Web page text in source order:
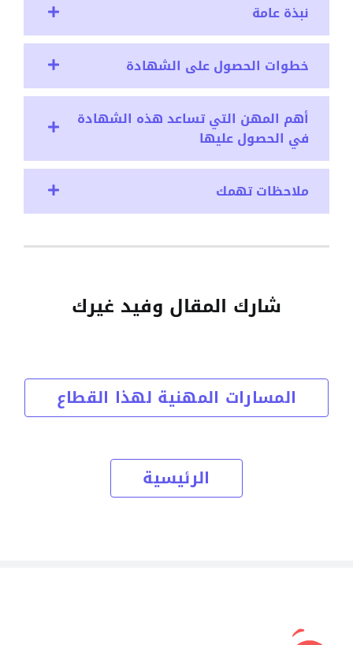
نبذة عامة
خطوات الحصول على الشهادة
أهم المهن التي تساعد هذه الشهادة
في الحصول عليها
ملاحظات تهمك
شارك المقال وفيد غيرك
المسارات المهنية لهذا القطاع
الرئيسية